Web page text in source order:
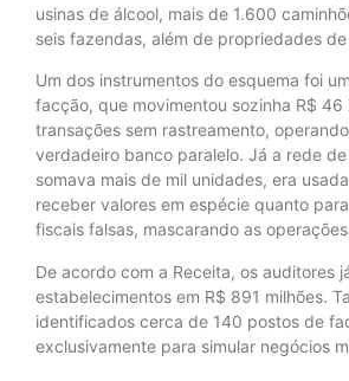
usinas de álcool, mais de 1.600
seis fazendas, além de propriedades
Um dos instrumentos do esquema foi
facção, que movimentou sozinha R$ 46
transações sem rastreamento,
verdadeiro banco paralelo. Já a rede
somava mais de mil unidades, era
receber valores em espécie quanto
fiscais falsas, mascarando as
De acordo com a Receita, os auditores
estabelecimentos em R$ 891 milhões.
identificados cerca de 140 postos de
exclusivamente para simular negócios